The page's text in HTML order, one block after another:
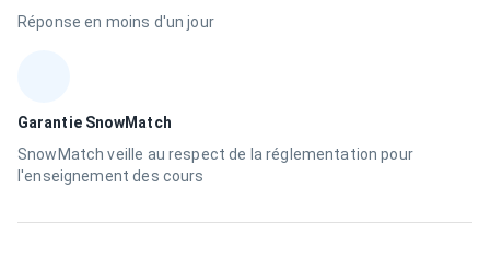
Réponse en moins d'un jour
Garantie SnowMatch
SnowMatch veille au respect de la réglementation pour
l'enseignement des cours